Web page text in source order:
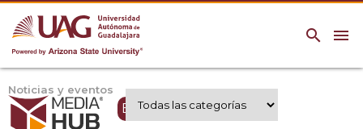
menu
search
Noticias y eventos
Expertos UAG